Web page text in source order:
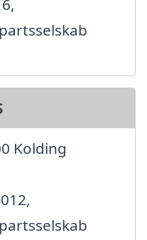
Kolding